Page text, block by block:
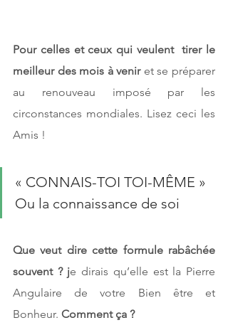
Pour celles et ceux qui veulent  tirer le
meilleur des mois à venir et se préparer
au renouveau imposé par les
circonstances mondiales. Lisez ceci les
Amis !
« CONNAIS-TOI TOI-MÊME »
Ou la connaissance de soi
Que veut dire cette formule rabâchée
souvent ? je dirais qu’elle est la Pierre
Angulaire de votre Bien être et
Bonheur. Comment ça ?